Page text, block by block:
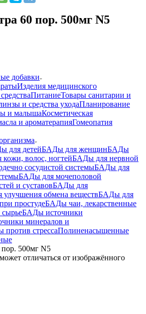
60 пор. 500мг N5
добавки
Изделия медицинского
ПитаниеТовары санитарии и
и средства уходаПланирование
и малышаКосметическая
и ароматерапияГомеопатия
для детейБАДы для женщинБАДы
волос, ногтейБАДы для нервной
сосудистой системыБАДы для
БАДы для мочеполовой
и суставовБАДы для
обмена веществБАДы для
простудеБАДы чаи, лекарственные
сырьеБАДы источники
минералов и
стрессаПолиненасыщенные
пор. 500мг N5
отличаться от изображённого